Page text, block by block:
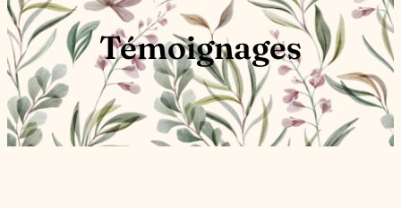
Témoignages